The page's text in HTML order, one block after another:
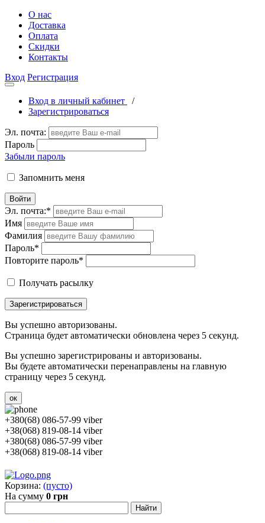
О нас
Доставка
Оплата
Скидки
Контакты
Вход Регистрация
Вход в личный кабинет
/
Зарегистрироваться
Эл. почта:
Пароль
Забыли пароль
Запомнить меня
Войти
Эл. почта:*
Имя
Фамилия
Пароль*
Повторите пароль*
Получать расылку
Зарегистрироваться
Вы успешно авторизованы.
Страница будет автоматически обновлена через 5 секунд.
Вы успешно зарегистрированы и авторизованы.
Вы будете автоматически перенаправлены на главную
страницу через 5 секунд.
ок
+380(68) 086-57-99 viber
+38(068) 819-08-14 viber
+380(68) 086-57-99 viber
+38(068) 819-08-14 viber
Корзина: (пусто)
На сумму 0 грн